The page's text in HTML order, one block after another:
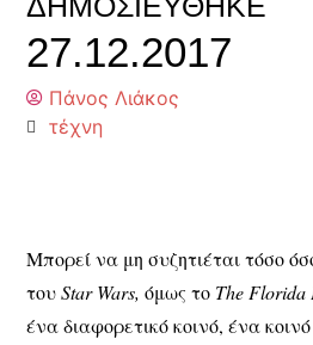
27.12.2017
Πάνος Λιάκος
τέχνη
Μπορεί να μη συζητιέται τόσο
τουStar Wars,όμως το The Florida
ένα διαφορετικό κοινό, ένα